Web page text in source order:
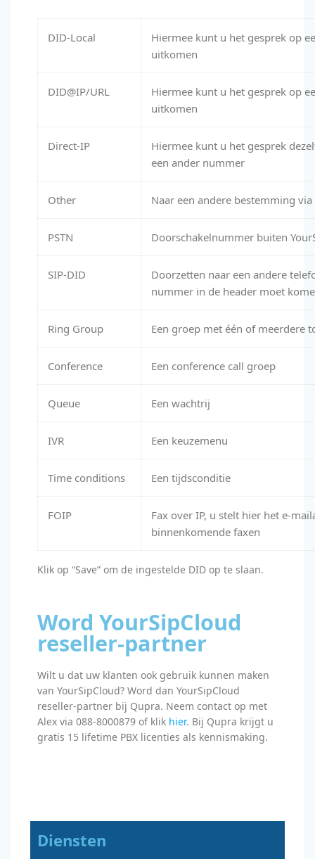
DID-Local
Hiermee kunt u het gesprek op
uitkomen
DID@IP/URL
Hiermee kunt u het gesprek op
uitkomen
Direct-IP
Hiermee kunt u het gesprek
een ander nummer
Other Naar een andere bestemming
PSTN Doorschakelnummer buiten
SIP-DID
Doorzetten naar een andere
nummer in de header moet
Ring Group Een groep met één of meerdere
Conference Een conference call groep
Queue Een wachtrij
IVR Een keuzemenu
Time conditions Een tijdsconditie
FOIP
Fax over IP, u stelt hier het e-
binnenkomende faxen
Klik op “Save” om de ingestelde DID op te slaan.
Word YourSipCloud
reseller-partner
Wilt u dat uw klanten ook gebruik kunnen maken
van YourSipCloud? Word dan YourSipCloud
reseller-partner bij Qupra. Neem contact op met
Alex via 088-8000879 of klik hier. Bij Qupra krijgt u
gratis 15 lifetime PBX licenties als kennismaking.
Diensten